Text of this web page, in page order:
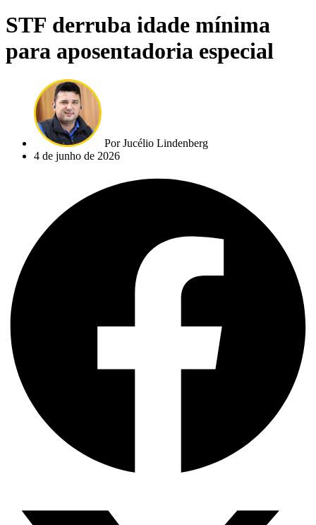
STF derruba idade mínima
para aposentadoria especial
PorJucélio Lindenberg
4 de junho de 2026